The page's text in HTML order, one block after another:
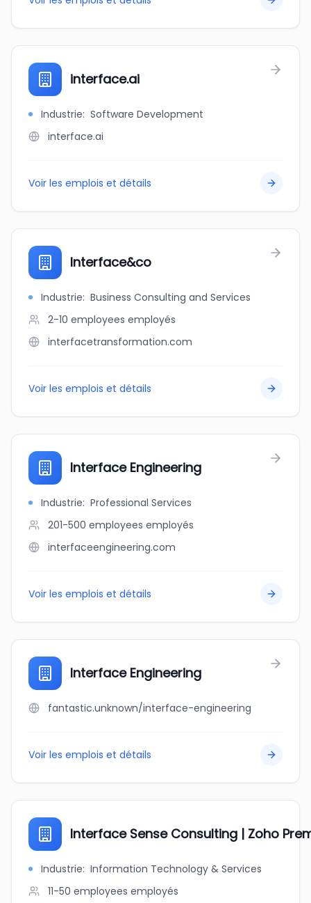
interface.ai
Industrie: Software Development
interface.ai
Voir les emplois et détails
Interface&co
Industrie: Business Consulting and Services
2-10 employees employés
interfacetransformation.com
Voir les emplois et détails
Interface Engineering
Industrie: Professional Services
201-500 employees employés
interfaceengineering.com
Voir les emplois et détails
Interface Engineering
fantastic.unknown/interface-engineering
Voir les emplois et détails
Interface Sense Consulting | Zoho
Industrie: Information Technology & Services
11-50 employees employés